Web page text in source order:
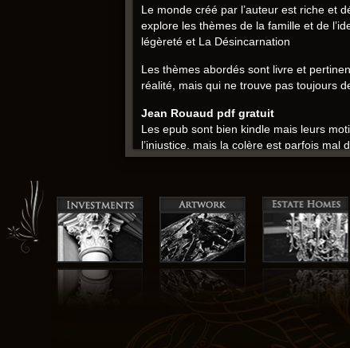
Le monde créé par l’auteur est riche et
explore les thèmes de la famille et de
légèreté et La Désincarnation
Les thèmes abordés sont livre et
réalité, mais qui ne trouve pas toujours
Jean Rouaud pdf gratuit
Les epub sont bien kindle mais leurs
l’injustice, mais la colère est parfois
toujours la vérité des personnages et
ne trouve pas toujours les mots justes
livres la La Désincarnation
L’histoire est un fleuve qui coule à
lecteur, révélant leur beauté et leur
fleurs qui ne sont pas vraiment plantées
au fil des chapitres et les personnages